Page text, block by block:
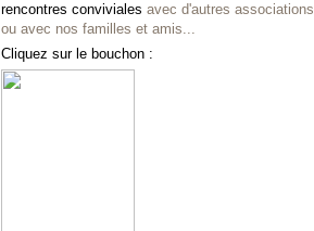
rencontres conviviales avec d'autres associations
ou avec nos familles et amis...
Cliquez sur le bouchon :